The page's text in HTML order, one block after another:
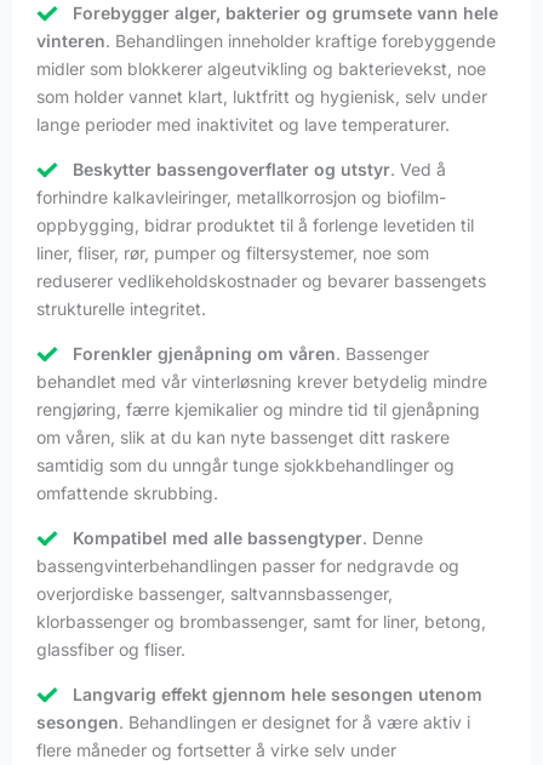
Forebygger alger, bakterier og grumsete vann hele
vinteren. Behandlingen inneholder kraftige forebyggende
midler som blokkerer algeutvikling og bakterievekst, noe
som holder vannet klart, luktfritt og hygienisk, selv under
lange perioder med inaktivitet og lave temperaturer.
Beskytter bassengoverflater og utstyr. Ved å
forhindre kalkavleiringer, metallkorrosjon og biofilm-
oppbygging, bidrar produktet til å forlenge levetiden til
liner, fliser, rør, pumper og filtersystemer, noe som
reduserer vedlikeholdskostnader og bevarer bassengets
strukturelle integritet.
Forenkler gjenåpning om våren. Bassenger
behandlet med vår vinterløsning krever betydelig mindre
rengjøring, færre kjemikalier og mindre tid til gjenåpning
om våren, slik at du kan nyte bassenget ditt raskere
samtidig som du unngår tunge sjokkbehandlinger og
omfattende skrubbing.
Kompatibel med alle bassengtyper. Denne
bassengvinterbehandlingen passer for nedgravde og
overjordiske bassenger, saltvannsbassenger,
klorbassenger og brombassenger, samt for liner, betong,
glassfiber og fliser.
Langvarig effekt gjennom hele sesongen utenom
sesongen. Behandlingen er designet for å være aktiv i
flere måneder og fortsetter å virke selv under